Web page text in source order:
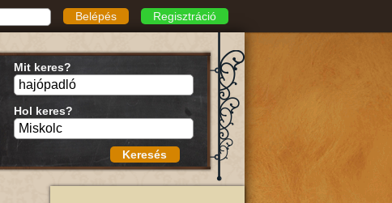
Regisztráció
Belépés
Mit keres?
Hol keres?
Keresés